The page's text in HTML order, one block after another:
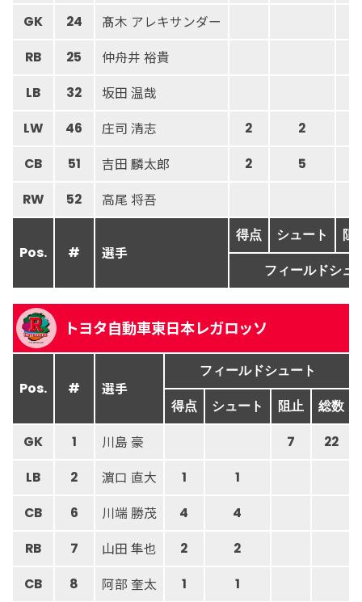
GK 24 髙木 アレキサンダー
RB 25 仲舟井 裕貴
LB 32 坂田 温哉
LW 46 庄司 清志 2 2
CB 51 吉田 麟太郎 2 5
RW 52 高尾 将吾
Pos. # 選手
得点 シュート 阻
フィールドシュ
トヨタ自動車東日本レガロッソ
Pos. # 選手
フィールドシュート
得点 シュート 阻止 総数
GK 1 川島 豪 7 22
LB 2 濵口 直大 1 1
CB 6 川端 勝茂 4 4
RB 7 山田 隼也 2 2
CB 8 阿部 奎太 1 1